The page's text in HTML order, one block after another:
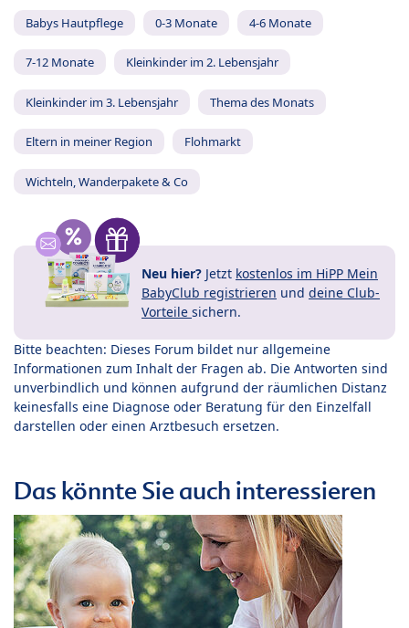
Babys Hautpflege 0-3 Monate 4-6 Monate
7-12 Monate Kleinkinder im 2. Lebensjahr
Kleinkinder im 3. Lebensjahr Thema des Monats
Eltern in meiner Region Flohmarkt
Wichteln, Wanderpakete & Co
Neu hier? Jetzt kostenlos im HiPP Mein
BabyClub registrieren und deine Club-
Vorteile sichern.
Bitte beachten: Dieses Forum bildet nur allgemeine
Informationen zum Inhalt der Fragen ab. Die Antworten sind
unverbindlich und können aufgrund der räumlichen Distanz
keinesfalls eine Diagnose oder Beratung für den Einzelfall
darstellen oder einen Arztbesuch ersetzen.
Das könnte Sie auch interessieren